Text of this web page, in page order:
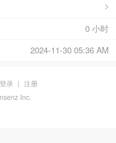
0 小时
2024-11-30 05:36 AM
登录 | 注册
Inc.